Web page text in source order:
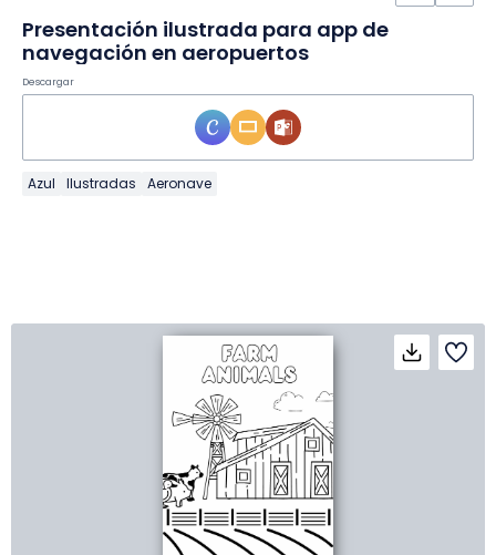
Presentación ilustrada para app de
navegación en aeropuertos
Descargar
Azul Ilustradas Aeronave